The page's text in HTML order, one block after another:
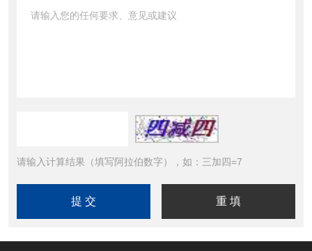
请输入计算结果（填写阿拉伯数字），如：三加四=7